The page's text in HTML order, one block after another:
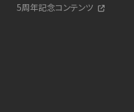
5周年記念コンテンツ